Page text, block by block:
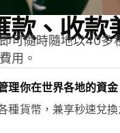
款、收款
可隨時隨地以40多
用。
理你在世界各地的資金
種貨幣，兼享秒速兌換